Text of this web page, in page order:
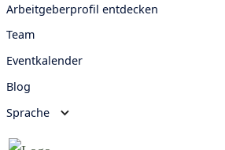
Arbeitgeberprofil entdecken
Team
Eventkalender
Blog
Sprache